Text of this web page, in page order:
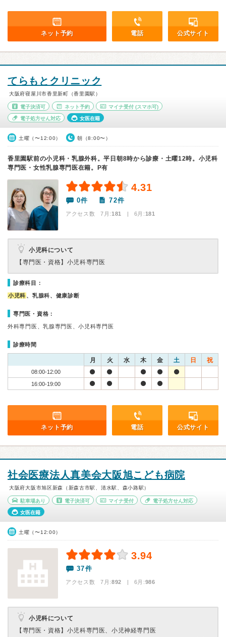
ネット予約 電話 公式サイト
てらもとクリニック
大阪府寝屋川市香里新町（香里園駅）
電子決済可 ネット予約 マイナ受付 (スマホ可)
電子処方せん対応 女医在籍
土曜（〜12:00） 朝（8:00〜）
香里園駅前の小児科・乳腺外科。平日朝8時から診療・土曜12時。小児科
専門医・女性乳腺専門医在籍。P有
4.31
0件 72件
アクセス数 7月:181 | 6月:181
小児科について
【専門医・資格】 小児科専門医
診療科目：
小児科 、乳腺科、健康診断
専門医・資格：
外科専門医、乳腺専門医、小児科専門医
診療時間
月 火 水 木 金 土 日 祝
08:00-12:00
16:00-19:00
ネット予約 電話 公式サイト
社会医療法人真美会大阪旭こども病院
大阪府大阪市旭区新森（新森古市駅、清水駅、森小路駅）
駐車場あり 電子決済可 マイナ受付 電子処方せん対応
女医在籍
土曜（〜12:00）
3.94
37件
アクセス数 7月:892 | 6月:986
小児科について
【専門医・資格】 小児科専門医、小児神経専門医